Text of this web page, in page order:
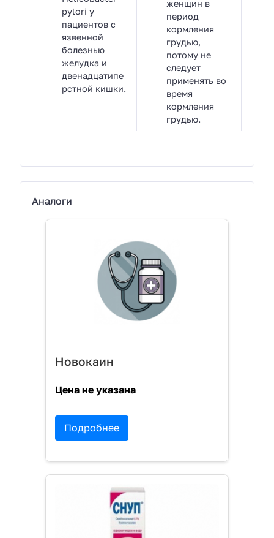
pylori у
пациентов с
язвенной
болезнью
желудка и
двенадцатипе
рстной кишки.
женщин в
период
кормления
грудью,
потому не
следует
применять во
время
кормления
грудью.
Аналоги
Новокаин
Цена не указана
Подробнее